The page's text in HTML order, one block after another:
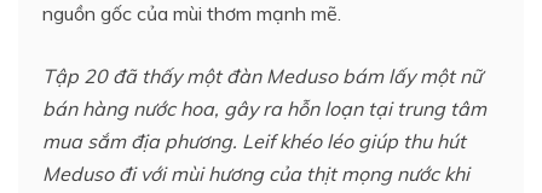
nguồn gốc của mùi thơm mạnh mẽ.
Tập 20 đã thấy một đàn Meduso bám lấy một nữ
bán hàng nước hoa, gây ra hỗn loạn tại trung tâm
mua sắm địa phương. Leif khéo léo giúp thu hút
Meduso đi với mùi hương của thịt mọng nước khi